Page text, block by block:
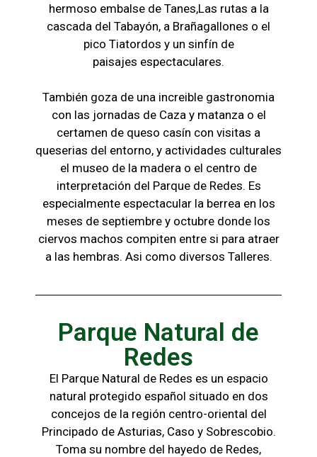
hermoso embalse de Tanes,Las rutas a la
cascada del Tabayón, a Brañagallones o el
pico Tiatordos y un sinfín de
paisajes espectaculares.
También goza de una increible gastronomia
con las jornadas de Caza y matanza o el
certamen de queso casín con visitas a
queserias del entorno, y actividades culturales
el museo de la madera o el centro de
interpretación del Parque de Redes. Es
especialmente espectacular la berrea en los
meses de septiembre y octubre donde los
ciervos machos compiten entre si para atraer
a las hembras. Asi como diversos Talleres.
Parque Natural de
Redes
El Parque Natural de Redes es un espacio
natural protegido español situado en dos
concejos de la región centro-oriental del
Principado de Asturias, Caso y Sobrescobio.
Toma su nombre del hayedo de Redes,